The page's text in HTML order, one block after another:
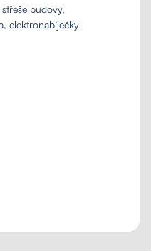
budovy,
elektronabíječky